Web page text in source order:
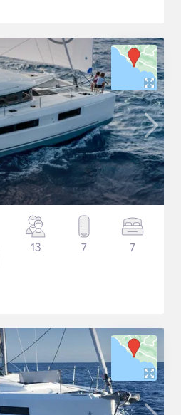
13 7 7